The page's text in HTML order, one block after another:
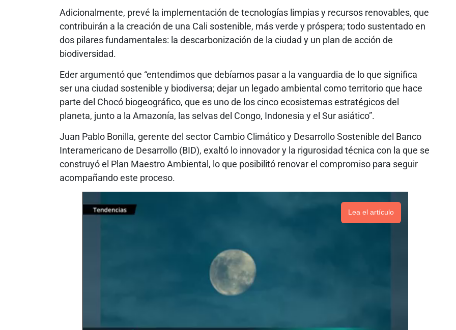
Adicionalmente, prevé la implementación de tecnologías limpias y recursos renovables, que
contribuirán a la creación de una Cali sostenible, más verde y próspera; todo sustentado en
dos pilares fundamentales: la descarbonización de la ciudad y un plan de acción de
biodiversidad.
Eder argumentó que “entendimos que debíamos pasar a la vanguardia de lo que significa
ser una ciudad sostenible y biodiversa; dejar un legado ambiental como territorio que hace
parte del Chocó biogeográfico, que es uno de los cinco ecosistemas estratégicos del
planeta, junto a la Amazonía, las selvas del Congo, Indonesia y el Sur asiático”.
Juan Pablo Bonilla, gerente del sector Cambio Climático y Desarrollo Sostenible del Banco
Interamericano de Desarrollo (BID), exaltó lo innovador y la rigurosidad técnica con la que se
construyó el Plan Maestro Ambiental, lo que posibilitó renovar el compromiso para seguir
acompañando este proceso.
Lea el artículo